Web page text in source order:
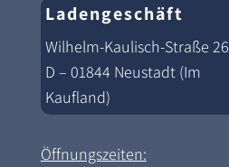
Ladengeschäft
Wilhelm-Kaulisch-Straße 26
D – 01844 Neustadt (Im
Kaufland)
Öffnungszeiten: